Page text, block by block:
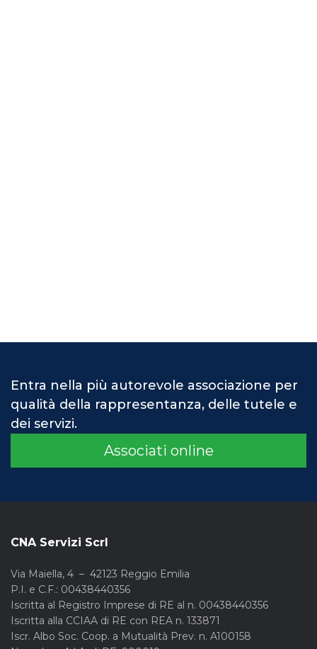
Entra nella più autorevole associazione per
qualità della rappresentanza, delle tutele e
dei servizi.
Associati online
CNA Servizi Scrl
Via Maiella, 4 – 42123 Reggio Emilia
P.I. e C.F.: 00438440356
Iscritta al Registro Imprese di RE al n. 00438440356
Iscritta alla CCIAA di RE con REA n. 133871
Iscr. Albo Soc. Coop. a Mutualità Prev. n. A100158